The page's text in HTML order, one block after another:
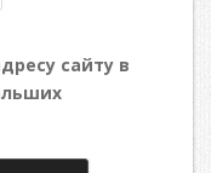
сайту в